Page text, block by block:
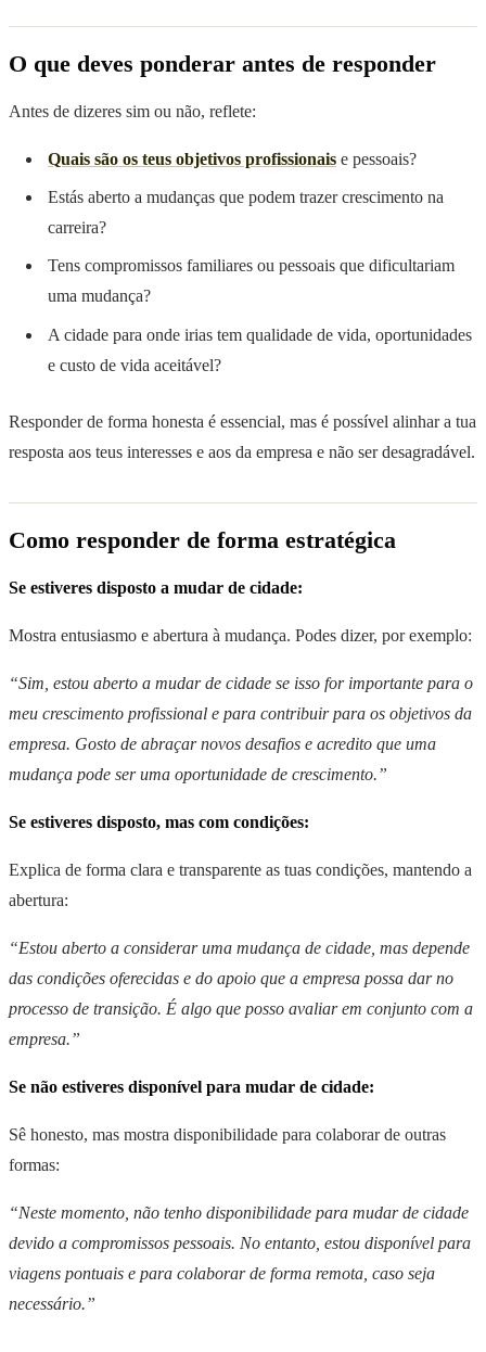
O que deves ponderar antes de responder
Antes de dizeres sim ou não, reflete:
Quais são os teus objetivos profissionais e pessoais?
Estás aberto a mudanças que podem trazer crescimento na
carreira?
Tens compromissos familiares ou pessoais que dificultariam
uma mudança?
A cidade para onde irias tem qualidade de vida, oportunidades
e custo de vida aceitável?
Responder de forma honesta é essencial, mas é possível alinhar a tua
resposta aos teus interesses e aos da empresa e não ser desagradável.
Como responder de forma estratégica
Se estiveres disposto a mudar de cidade:
Mostra entusiasmo e abertura à mudança. Podes dizer, por exemplo:
“Sim, estou aberto a mudar de cidade se isso for importante para o
meu crescimento profissional e para contribuir para os objetivos da
empresa. Gosto de abraçar novos desafios e acredito que uma
mudança pode ser uma oportunidade de crescimento.”
Se estiveres disposto, mas com condições:
Explica de forma clara e transparente as tuas condições, mantendo a
abertura:
“Estou aberto a considerar uma mudança de cidade, mas depende
das condições oferecidas e do apoio que a empresa possa dar no
processo de transição. É algo que posso avaliar em conjunto com a
empresa.”
Se não estiveres disponível para mudar de cidade:
Sê honesto, mas mostra disponibilidade para colaborar de outras
formas:
“Neste momento, não tenho disponibilidade para mudar de cidade
devido a compromissos pessoais. No entanto, estou disponível para
viagens pontuais e para colaborar de forma remota, caso seja
necessário.”